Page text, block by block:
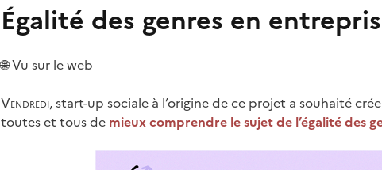
Égalité des genres en
🌐 Vu sur le web
Vendredi, start-up sociale à l’origine de ce projet a souhaité
toutes et tous de mieux comprendre le sujet de l’égalité des